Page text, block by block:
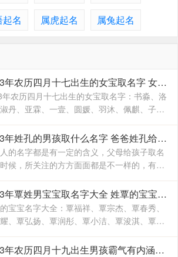
起名 属虎起名 属兔起名
2023年农历四月十七出生的女宝取名字 女宝宝名字大全2023属兔
农历四月十七出生的女宝取名字：书淼、洛
丹、亚霖、一壹、圆媛、羽沐、佩麒、子
馨、伶瑶、青霖、翠云、雯雨、可菡、宸
玮、彤晴、禾木
2023年姓孔的男孩取什么名字 爸爸姓孔给宝宝取名
的名字都是有一定的含义，父母给孩子取名
候，所关注的方方面面都是不一样的，有的
算是同名同姓的人，相信所展现出来的寓意
所不同的，这主要要看父母对于孩子的期待2023年覃姓男宝宝取名字大全 姓覃的宝宝名字大全
宝宝名字大全：覃福祥、覃宗杰、覃春秀、
、覃弘扬、覃润彤、覃小洁、覃浚淇、覃炳
玉阳、覃宗宝、覃兴隆、覃天予、覃欣君、
、覃吉米、覃熙
2023年农历四月十九出生男孩霸气有内涵的名字 兔宝宝起名字大全男孩生辰八字起名